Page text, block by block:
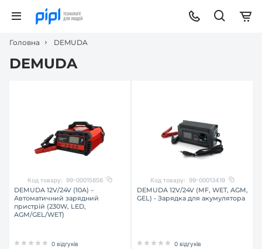
Головна DEMUDA
DEMUDA
Код товару: 99-00015856
DEMUDA 12V/24V (10A) –
Автоматичний зарядний
пристрій (230W, LED,
AGM/GEL/WET)
0 відгуків
Код товару: 99-00013419
DEMUDA 12V/24V (MF, WET, AGM,
GEL) - Зарядка для акумулятора
0 відгуків